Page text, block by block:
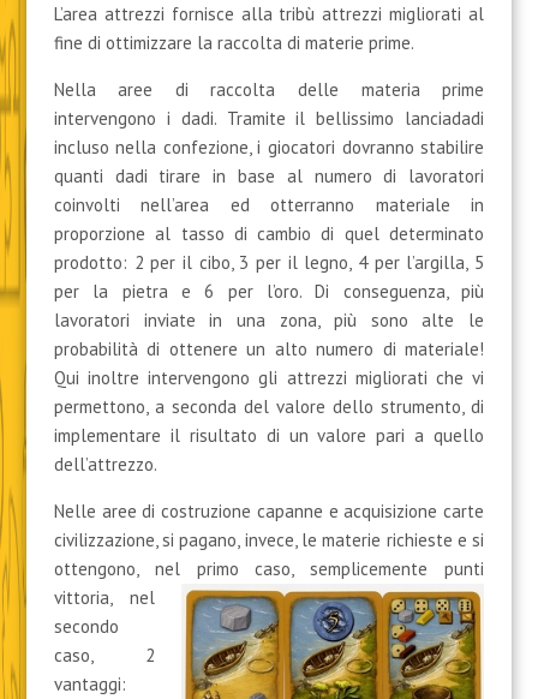
L’area attrezzi fornisce alla tribù attrezzi migliorati al
fine di ottimizzare la raccolta di materie prime.
Nella aree di raccolta delle materia prime
intervengono i dadi. Tramite il bellissimo lanciadadi
incluso nella confezione, i giocatori dovranno stabilire
quanti dadi tirare in base al numero di lavoratori
coinvolti nell’area ed otterranno materiale in
proporzione al tasso di cambio di quel determinato
prodotto: 2 per il cibo, 3 per il legno, 4 per l’argilla, 5
per la pietra e 6 per l’oro. Di conseguenza, più
lavoratori inviate in una zona, più sono alte le
probabilità di ottenere un alto numero di materiale!
Qui inoltre intervengono gli attrezzi migliorati che vi
permettono, a seconda del valore dello strumento, di
implementare il risultato di un valore pari a quello
dell’attrezzo.
Nelle aree di costruzione capanne e acquisizione carte
civilizzazione, si pagano, invece, le materie richieste e si
ottengono, nel primo caso, semplicemente punti
vittoria, nel
secondo
caso, 2
vantaggi: